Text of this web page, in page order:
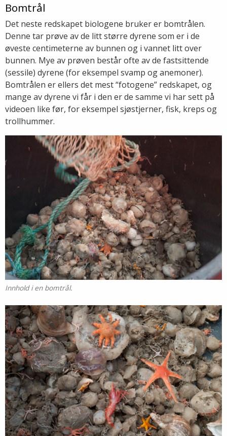
Bomtrål
Det neste redskapet biologene bruker er bomtrålen.
Denne tar prøve av de litt større dyrene som er i de
øveste centimeterne av bunnen og i vannet litt over
bunnen. Mye av prøven består ofte av de fastsittende
(sessile) dyrene (for eksempel svamp og anemoner).
Bomtrålen er ellers det mest “fotogene” redskapet, og
mange av dyrene vi får i den er de samme vi har sett på
videoen like før, for eksempel sjøstjerner, fisk, kreps og
trollhummer.
Innhold i en bomtrål.